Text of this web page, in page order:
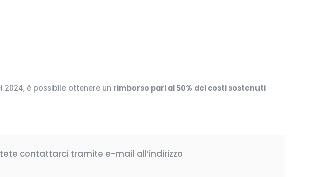
è possibile ottenere un rimborso pari al 50% dei costi sostenuti
contattarci tramite e-mail all’indirizzo